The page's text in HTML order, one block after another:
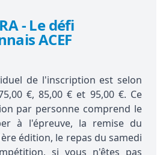
- Le défi
ACEF
de l'inscription est selon
€, 85,00 € et 95,00 €. Ce
par personne comprend le
à l'épreuve, la remise du
édition, le repas du samedi
si vous n'êtes pas